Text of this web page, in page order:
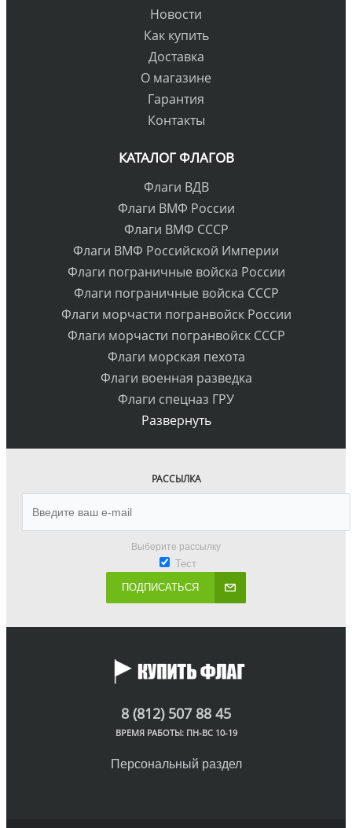
Новости
Как купить
Доставка
О магазине
Гарантия
Контакты
КАТАЛОГ ФЛАГОВ
Флаги ВДВ
Флаги ВМФ России
Флаги ВМФ СССР
Флаги ВМФ Российской Империи
Флаги пограничные войска России
Флаги пограничные войска СССР
Флаги морчасти погранвойск России
Флаги морчасти погранвойск СССР
Флаги морская пехота
Флаги военная разведка
Флаги спецназ ГРУ
Развернуть
РАССЫЛКА
Выберите рассылку
Тест
ПОДПИСАТЬСЯ
8 (812) 507 88 45
ВРЕМЯ РАБОТЫ: ПН-ВС 10-19
Персональный раздел